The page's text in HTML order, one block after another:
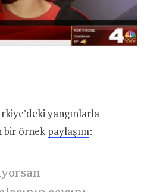
yangınlarla
bir örnekpaylaşım: